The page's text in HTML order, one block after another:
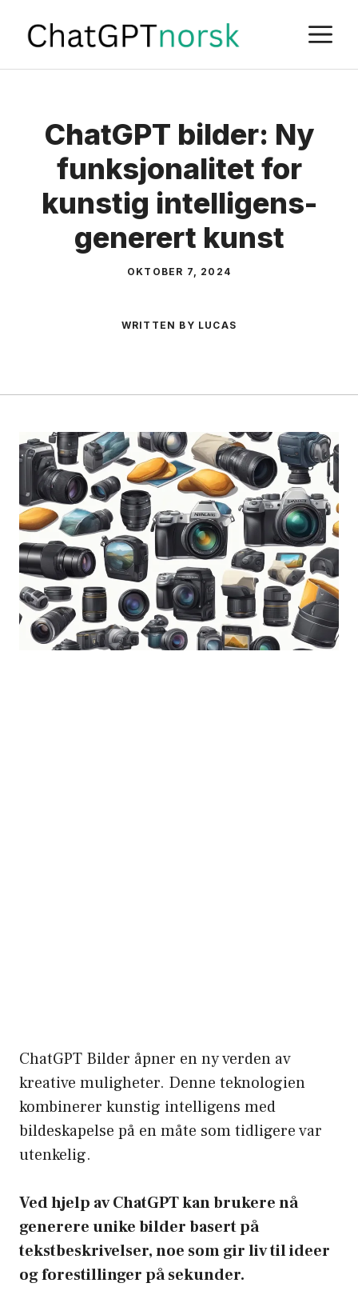
ChatGPT bilder: Ny
funksjonalitet for
kunstig intelligens-
generert kunst
OKTOBER 7, 2024
WRITTEN BY LUCAS
ChatGPT Bilder åpner en ny verden av
kreative muligheter. Denne teknologien
kombinerer kunstig intelligens med
bildeskapelse på en måte som tidligere var
utenkelig.
Ved hjelp av ChatGPT kan brukere nå
generere unike bilder basert på
tekstbeskrivelser, noe som gir liv til ideer
og forestillinger på sekunder.